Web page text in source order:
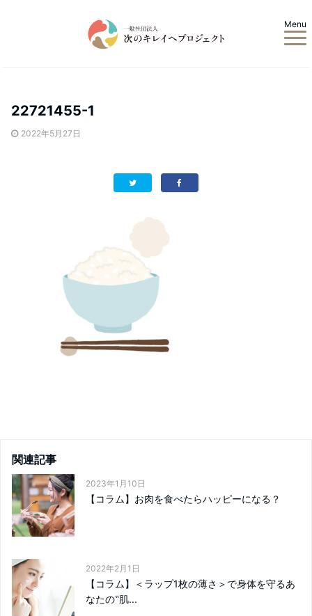
Menu
22721455-1
2022年5月27日
関連記事
2023年1月10日
【コラム】お肉を食べたらハッピーになる？
2022年2月1日
【コラム】＜ラップ1枚の薄さ＞で身体を守るあ
なたの‟肌...